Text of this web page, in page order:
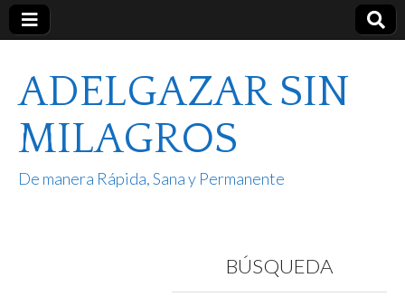
ADELGAZAR SIN
MILAGROS
De manera Rápida, Sana y Permanente
BÚSQUEDA